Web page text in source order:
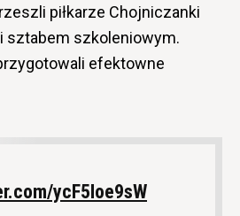
piłkarze Chojniczanki
sztabem szkoleniowym.
efektowne
ycF5Ioe9sW